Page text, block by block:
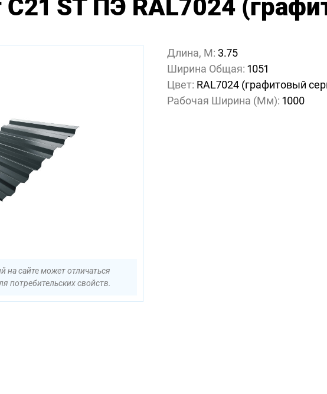
ST ПЭ RAL7024
на сайте может отличаться
потребительских свойств.
Длина, М: 3.75
Ширина Общая: 1051
Цвет: RAL7024 (графитовый
Рабочая Ширина (мм): 1000